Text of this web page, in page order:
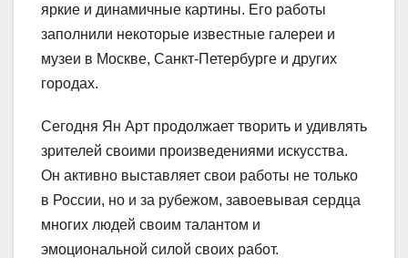
яркие и динамичные картины. Его работы
заполнили некоторые известные галереи и
музеи в Москве, Санкт-Петербурге и других
городах.
Сегодня Ян Арт продолжает творить и удивлять
зрителей своими произведениями искусства.
Он активно выставляет свои работы не только
в России, но и за рубежом, завоевывая сердца
многих людей своим талантом и
эмоциональной силой своих работ.